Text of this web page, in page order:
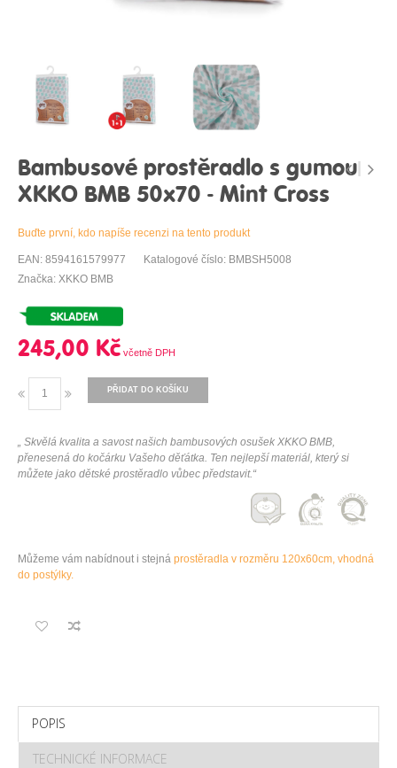
Bambusové prostěradlo s gumou
XKKO BMB 50x70 - Mint Cross
Buďte první, kdo napíše recenzi na tento produkt
EAN: 8594161579977
Katalogové číslo: BMBSH5008
Značka: XKKO BMB
245,00 Kč
PŘIDAT DO KOŠÍKU
„ Skvělá kvalita a savost našich bambusových osušek XKKO BMB,
přenesená do kočárku Vašeho děťátka. Ten nejlepší materiál, který si
můžete jako dětské prostěradlo vůbec představit.“
Můžeme vám nabídnout i stejná prostěradla v rozměru 120x60cm, vhodná
do postýlky.
POPIS
TECHNICKÉ INFORMACE